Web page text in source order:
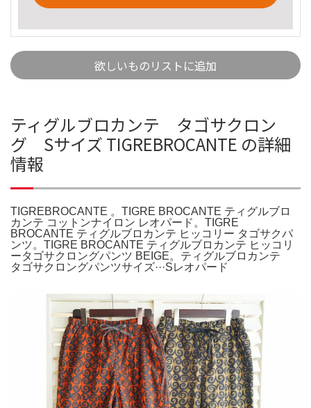
欲しいものリストに追加
ティグルブロカンテ タゴサクロン
グ Sサイズ TIGREBROCANTE の詳細
情報
TIGREBROCANTE 。TIGRE BROCANTE ティグルブロ
カンテ コットンナイロン レオパード。TIGRE
BROCANTE ティグルブロカンテ ヒッコリー タゴサクパ
ンツ。TIGRE BROCANTE ティグルブロカンテ ヒッコリ
ータゴサクロングパンツ BEIGE。ティグルブロカンテ
タゴサクロングパンツサイズ···Sレオパード